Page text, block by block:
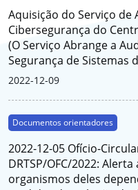
Aquisição do Serviço de
Cibersegurança do
(O Serviço Abrange a
Segurança de Sistemas
2022-12-09
Documentos orientadores
2022-12-05 Ofício-
DRTSP/OFC/2022:
organismos deles